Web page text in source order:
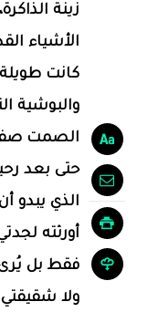
زينة
الأشياء
كانت طويلة
والبوشية
الصمت
حتى بعد
الذي يبدو
أورثته
فقط بل يُرى
ولا